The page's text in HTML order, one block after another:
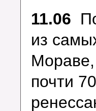
11.06
из
почти